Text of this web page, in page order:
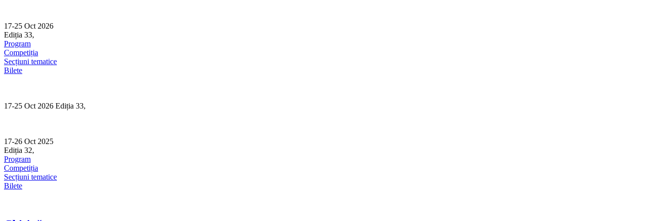
content
17-25 Oct 2026
Ediția 33,
Program
Competiția
Secțiuni tematice
Bilete
17-25 Oct 2026 Ediția 33,
17-26 Oct 2025
Ediția 32,
Program
Competiția
Secțiuni tematice
Bilete